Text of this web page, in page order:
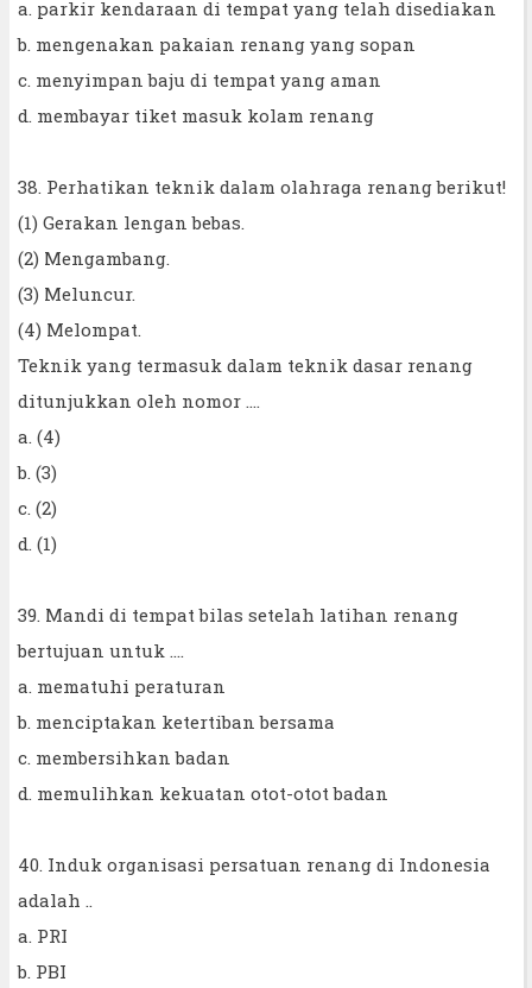
a. parkir kendaraan di tempat yang telah disediakan
b. mengenakan pakaian renang yang sopan
c. menyimpan baju di tempat yang aman
d. membayar tiket masuk kolam renang
38. Perhatikan teknik dalam olahraga renang berikut!
(1) Gerakan lengan bebas.
(2) Mengambang.
(3) Meluncur.
(4) Melompat.
Teknik yang termasuk dalam teknik dasar renang
ditunjukkan oleh nomor ....
a. (4)
b. (3)
c. (2)
d. (1)
39. Mandi di tempat bilas setelah latihan renang
bertujuan untuk ....
a. mematuhi peraturan
b. menciptakan ketertiban bersama
c. membersihkan badan
d. memulihkan kekuatan otot-otot badan
40. Induk organisasi persatuan renang di Indonesia
adalah ..
a. PRI
b. PBI